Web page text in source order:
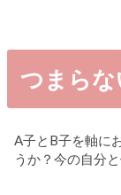
つまらな
A子とB子を軸に
うか？今の自分